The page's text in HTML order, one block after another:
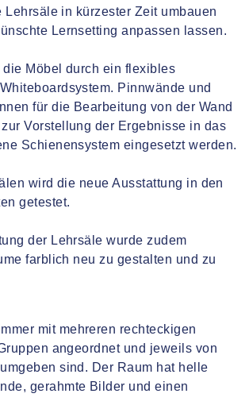
Lehrsäle in kürzester Zeit umbauen
Lernsetting anpassen lassen.
die Möbel durch ein flexibles
Pinnwände und
für die Bearbeitung von der Wand
Vorstellung der Ergebnisse in das
Schienensystem eingesetzt werden.
wird die neue Ausstattung in den
getestet.
der Lehrsäle wurde zudem
farblich neu zu gestalten und zu